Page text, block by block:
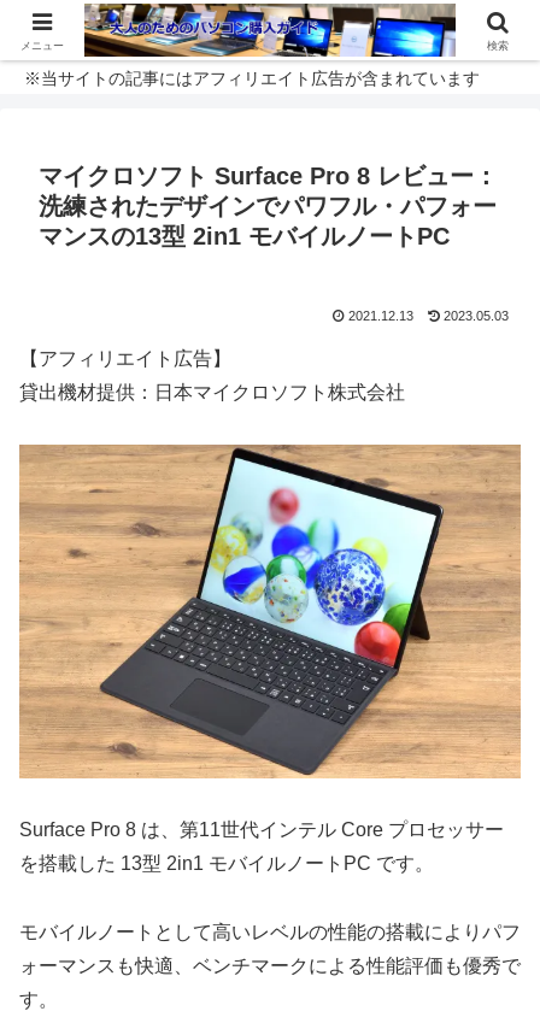
※当サイトの記事にはアフィリエイト広告が含まれています
マイクロソフト Surface Pro 8 レビュー：
洗練されたデザインでパワフル・パフォー
マンスの13型 2in1 モバイルノートPC
2021.12.13 2023.05.03
【アフィリエイト広告】
貸出機材提供：日本マイクロソフト株式会社
Surface Pro 8 は、第11世代インテル Core プロセッサー
を搭載した 13型 2in1 モバイルノートPC です。
モバイルノートとして高いレベルの性能の搭載によりパフ
ォーマンスも快適、ベンチマークによる性能評価も優秀で
す。
メニュー 検索